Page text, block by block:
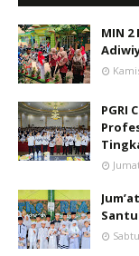
MIN
PGRI